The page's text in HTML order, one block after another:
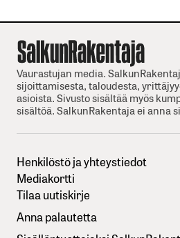
Vaurastujan media.
sijoittamisesta, taloudesta,
asioista. Sivusto sisältää myös
sisältöä. SalkunRakentaja ei anna
Henkilöstö ja yhteystiedot
Mediakortti
Tilaa uutiskirje
Anna palautetta